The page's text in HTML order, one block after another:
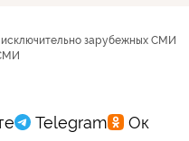
зарубежных СМИ